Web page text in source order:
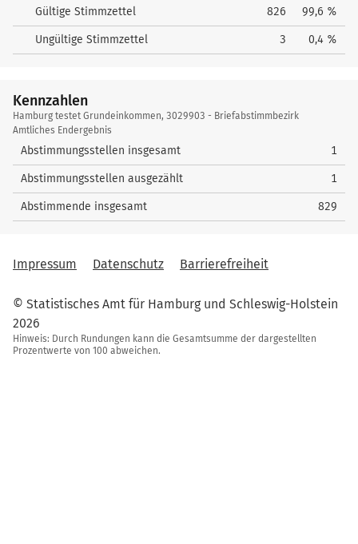
Gültige Stimmzettel 826 99,6 %
Ungültige Stimmzettel 3 0,4 %
Kennzahlen
Kennzahlen
Hamburg testet Grundeinkommen, 3029903 - Briefabstimmbezirk
Amtliches Endergebnis
Abstimmungsstellen insgesamt 1
Abstimmungsstellen ausgezählt 1
Abstimmende insgesamt 829
Impressum Datenschutz Barrierefreiheit
© Statistisches Amt für Hamburg und Schleswig-Holstein
2026
Hinweis: Durch Rundungen kann die Gesamtsumme der dargestellten
Prozentwerte von 100 abweichen.